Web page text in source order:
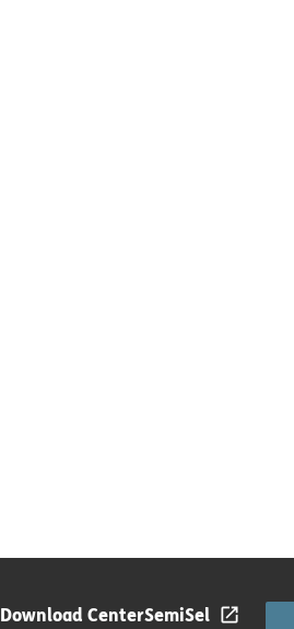
Download CenterSemiSel